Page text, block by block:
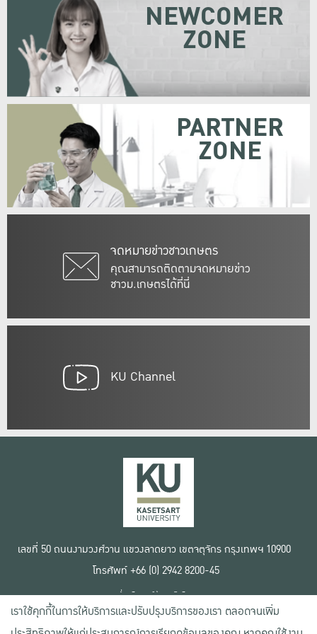
จดหมายข่าวชาวเกษตร
คุณสามารถติดตามจดหมายข่าว
ชาวม.เกษตรได้ที่นี่
NEWCOMER
ZONE
PARTNER
ZONE
KU Channel
เลขที่ 50 ถนนงามวงศ์วาน แขวงลาดยาว เขตจตุจักร กรุงเทพฯ 10900
โทรศัพท์ +66 (0) 2942 8200-45
เงื่อนไขการใช้งานเว็บไซต์
ข้อตกลงด้านสิทธิ์ใช้งาน
นโยบายความเป็นส่วนตัว
เราใช้คุกกี้ในการให้บริการและปรับปรุงบริการของเรา ตลอดจนเพิ่ม